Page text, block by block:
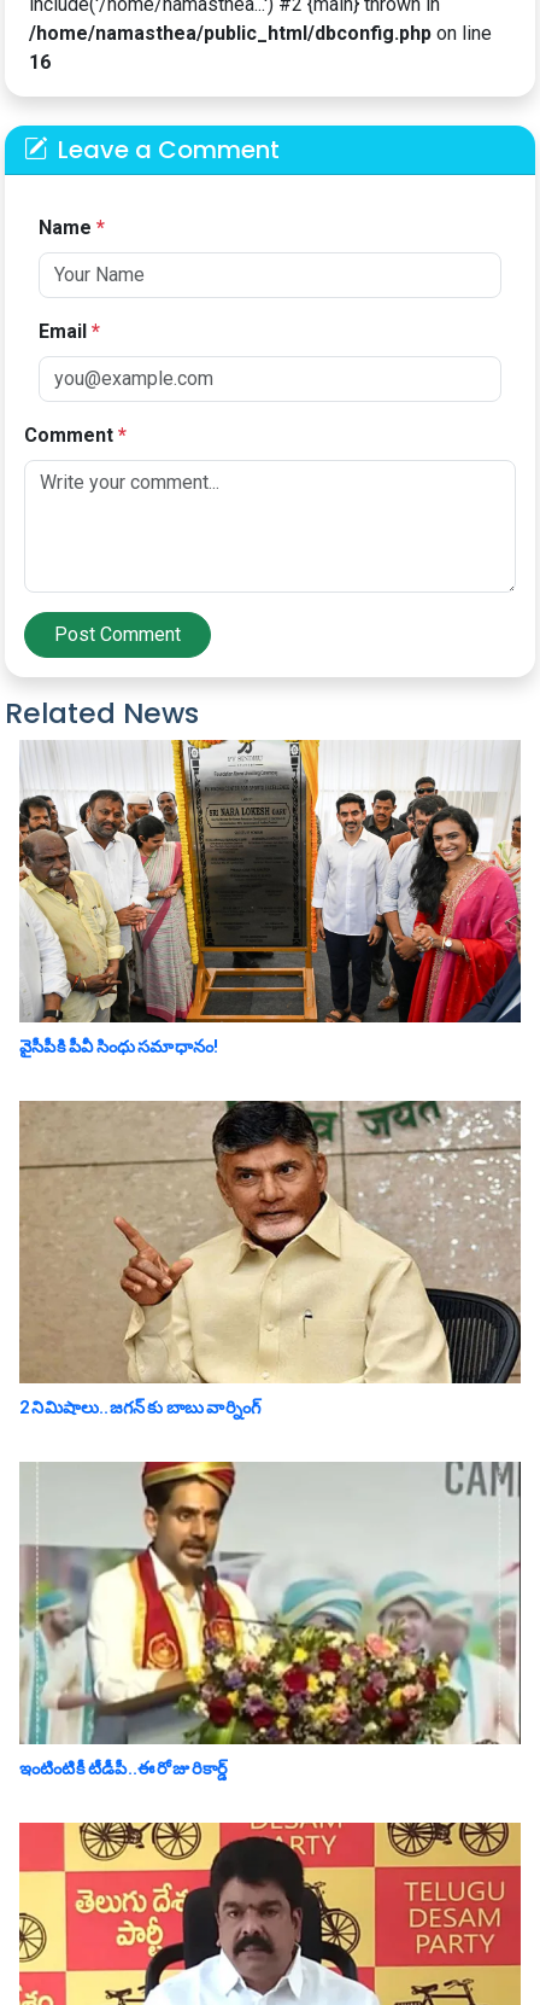
/home/namasthea/public_html/dbconfig.php on line
16
Leave a Comment
Name *
Email *
Comment *
Post Comment
Related News
వైసీపీకి పీవీ సింధు సమాధానం!
2 నిమిషాలు..జగన్ కు బాబు వార్నింగ్
ఇంటింటికీ టీడీపీ..ఈ రోజు రికార్డ్